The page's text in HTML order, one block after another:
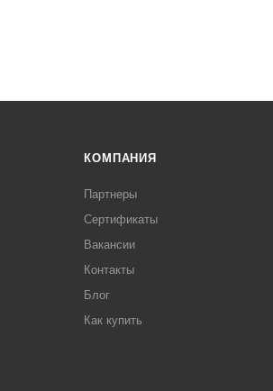
КОМПАНИЯ
Партнеры
Сертификаты
Вакансии
Контакты
Блог
Как купить